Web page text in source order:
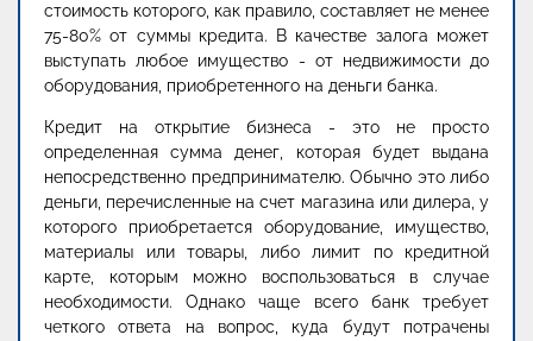
стоимость которого, как правило, составляет не менее
75-80% от суммы кредита. В качестве залога может
выступать любое имущество - от недвижимости до
оборудования, приобретенного на деньги банка.
Кредит на открытие бизнеса - это не просто
определенная сумма денег, которая будет выдана
непосредственно предпринимателю. Обычно это либо
деньги, перечисленные на счет магазина или дилера, у
которого приобретается оборудование, имущество,
материалы или товары, либо лимит по кредитной
карте, которым можно воспользоваться в случае
необходимости. Однако чаще всего банк требует
четкого ответа на вопрос, куда будут потрачены